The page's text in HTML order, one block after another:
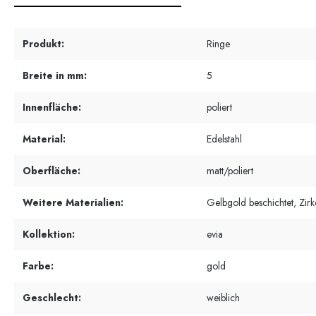
Produkt: Ringe
Breite in mm: 5
Innenfläche: poliert
Material: Edelstahl
Oberfläche: matt/poliert
Weitere Materialien: Gelbgold beschichtet,
Kollektion: evia
Farbe: gold
Geschlecht: weiblich